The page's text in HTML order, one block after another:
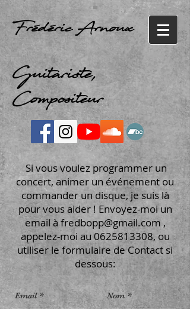
Frédéric Arnoux
Guitariste,
Compositeur
Si vous voulez programmer un
concert, animer un événement ou
commander un disque, je suis là
pour vous aider ! Envoyez-moi un
email à fredbopp@gmail.com ,
appelez-moi au0625813308, ou
utiliser le formulaire de Contact si
dessous: